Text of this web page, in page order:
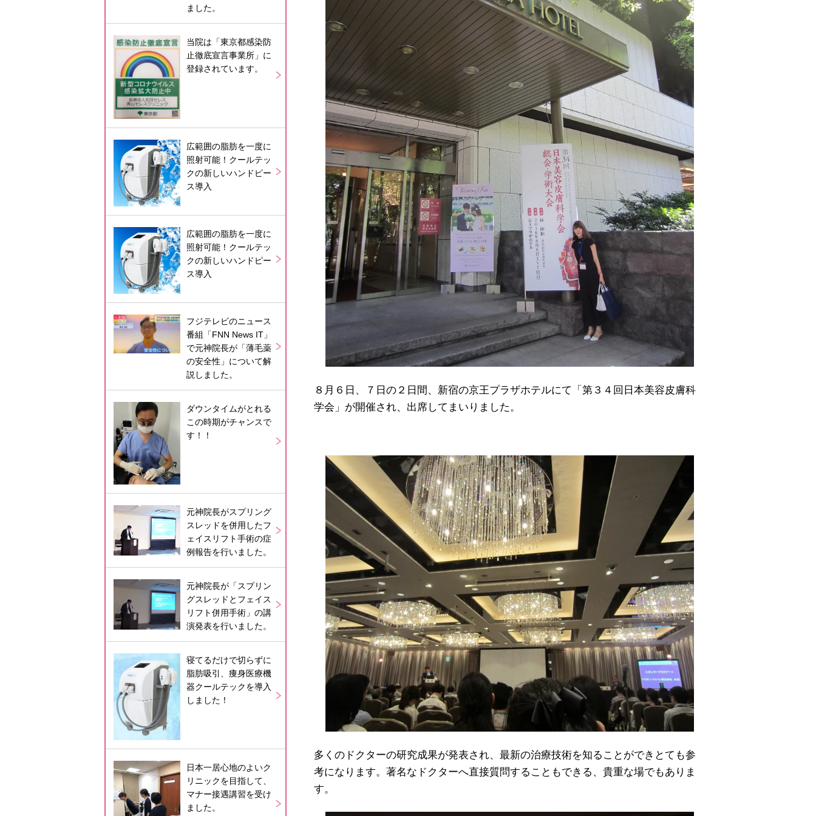
８月６日、７日の２日間、新宿の京王プラザホテルにて「第３４回日本美容皮膚科
学会」が開催され、出席してまいりました。
多くのドクターの研究成果が発表され、最新の治療技術を知ることができとても参
考になります。著名なドクターへ直接質問することもできる、貴重な場でもありま
す。
ました。
当院は「東京都感染防
止徹底宣言事業所」に
登録されています。
広範囲の脂肪を一度に
照射可能！クールテッ
クの新しいハンドピー
ス導入
広範囲の脂肪を一度に
照射可能！クールテッ
クの新しいハンドピー
ス導入
フジテレビのニュース
番組「FNN News IT」
で元神院長が「薄毛薬
の安全性」について解
説しました。
ダウンタイムがとれる
この時期がチャンスで
す！！
元神院長がスプリング
スレッドを併用したフ
ェイスリフト手術の症
例報告を行いました。
元神院長が「スプリン
グスレッドとフェイス
リフト併用手術」の講
演発表を行いました。
寝てるだけで切らずに
脂肪吸引、痩身医療機
器クールテックを導入
しました！
日本一居心地のよいク
リニックを目指して、
マナー接遇講習を受け
ました。